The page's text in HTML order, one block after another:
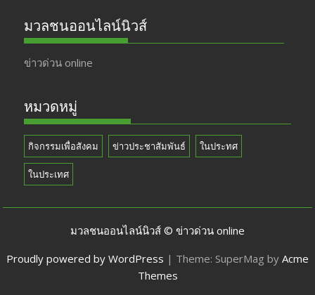
มวลชนออนไลน์นิวส์
ข่าวด่วน online
หมวดหมู่
กิจกรรมเพื่อสังคม ข่าวประชาสัมพันธ์ ในประทศ
ในประเทศ
มวลชนออนไลน์นิวส์ © ข่าวด่วน online
Proudly powered by WordPress | Theme: SuperMag by Acme
Themes